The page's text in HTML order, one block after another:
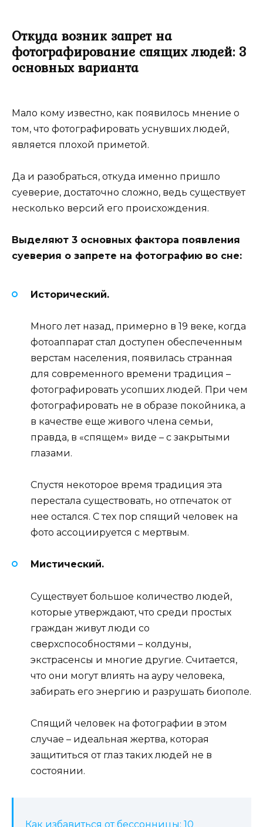
Откуда возник запрет на
фотографирование спящих людей: 3
основных варианта
Мало кому известно, как появилось мнение о
том, что фотографировать уснувших людей,
является плохой приметой.
Да и разобраться, откуда именно пришло
суеверие, достаточно сложно, ведь существует
несколько версий его происхождения.
Выделяют 3 основных фактора появления
суеверия о запрете на фотографию во сне:
Исторический.
Много лет назад, примерно в 19 веке, когда
фотоаппарат стал доступен обеспеченным
верстам населения, появилась странная
для современного времени традиция –
фотографировать усопших людей. При чем
фотографировать не в образе покойника, а
в качестве еще живого члена семьи,
правда, в «спящем» виде – с закрытыми
глазами.
Спустя некоторое время традиция эта
перестала существовать, но отпечаток от
нее остался. С тех пор спящий человек на
фото ассоциируется с мертвым.
Мистический.
Существует большое количество людей,
которые утверждают, что среди простых
граждан живут люди со
сверхспособностями – колдуны,
экстрасенсы и многие другие. Считается,
что они могут влиять на ауру человека,
забирать его энергию и разрушать биополе.
Спящий человек на фотографии в этом
случае – идеальная жертва, которая
защититься от глаз таких людей не в
состоянии.
Как избавиться от бессонницы: 10